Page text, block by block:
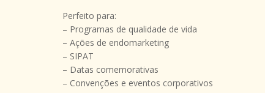
Perfeito para:
– Programas de qualidade de vida
– Ações de endomarketing
– SIPAT
– Datas comemorativas
– Convenções e eventos corporativos